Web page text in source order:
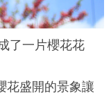
了一片櫻花花
花盛開的景象讓